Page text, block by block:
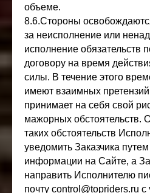
объеме.
8.6.Стороны
за неисполнение или
исполнение обязательств
договору на время
силы. В течение этого
имеют взаимных
принимает на себя свой
мажорных обстоятельств.
таких обстоятельств
уведомить Заказчика
информации на Сайте, а
направить Исполнителю
почту control@topriders.ru с